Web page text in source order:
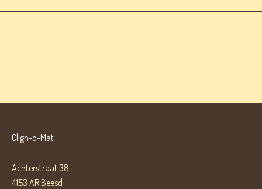
Clign-o-Mat
Achterstraat 38
4153 AR Beesd